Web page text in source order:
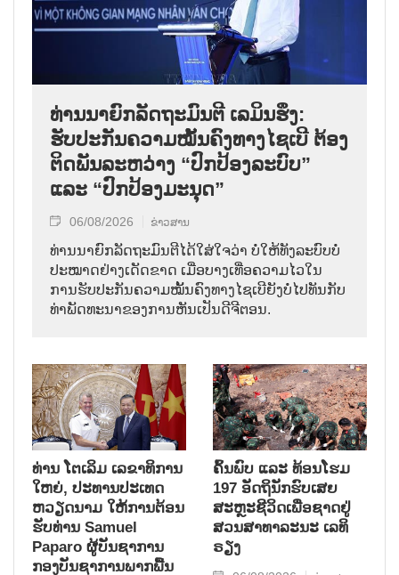
ທ່ານນາຍົກລັດຖະມົນຕີ ເລມິນຮຶງ:
ຮັບປະກັນຄວາມໝັ້ນຄົງທາງໄຊເບີ ຕ້ອງ
ຕິດພັນລະຫວ່າງ “ປົກປ້ອງລະບົບ”
ແລະ “ປົກປ້ອງມະນຸດ”
06/08/2026 ຂ່າວສານ
ທ່ານນາຍົກລັດຖະມົນຕີໄດ້ໃສ່ໃຈວ່າ ບໍ່ໃຫ້ທັງລະບົບບໍ່
ປະໝາດຢ່າງເດັດຂາດ ເມື່ອບາງເທື່ອຄວາມໄວໃນ
ການຮັບປະກັນຄວາມໝັ້ນຄົງທາງໄຊເບີຍັງບໍ່ໄປທັນກັບ
ທ່າພັດທະນາຂອງການຫັນເປັນດີຈີຕອນ.
ທ່ານ ໂຕ​ເລິມ ເລ​ຂາ​ທິ​ການ​
ໃຫຍ່, ປະ​ທານ​ປະ​ເທດ ​
ຫວຽດ​ນາມ ໃຫ້​ການ​ຕ້ອນ​
ຮັບ​ທ່ານ Samuel
Paparo ຜູ້​ບັນ​ຊາ​ການ
ກອງ​ບັນ​ຊາ​ການພາກ​ພື້ນ​
ຄົ້ນ​ພົບ ແລະ ທ້ອນ​ໂຮມ
197 ອັດ​ຖິ​ນັກ​ຮົບ​ເສຍ​
ສະຫຼະ​ຊີ​ວິດ​ເພື່ອ​ຊາດ​ຢູ່​
ສວນ​ສາ​ທາ​ລະ​ນະ ເລ​ທິ​
ຣຽງ